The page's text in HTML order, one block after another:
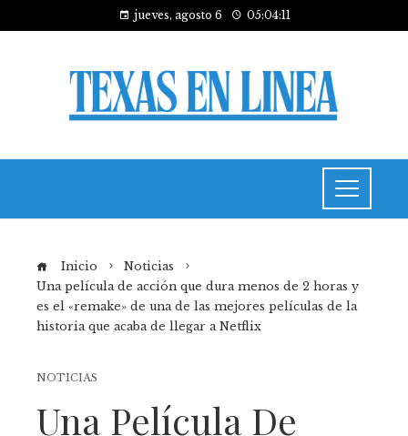
jueves, agosto 6 05:04:11
Inicio
Noticias
Una película de acción que dura menos de 2 horas y
es el «remake» de una de las mejores películas de la
historia que acaba de llegar a Netflix
NOTICIAS
Una Película De